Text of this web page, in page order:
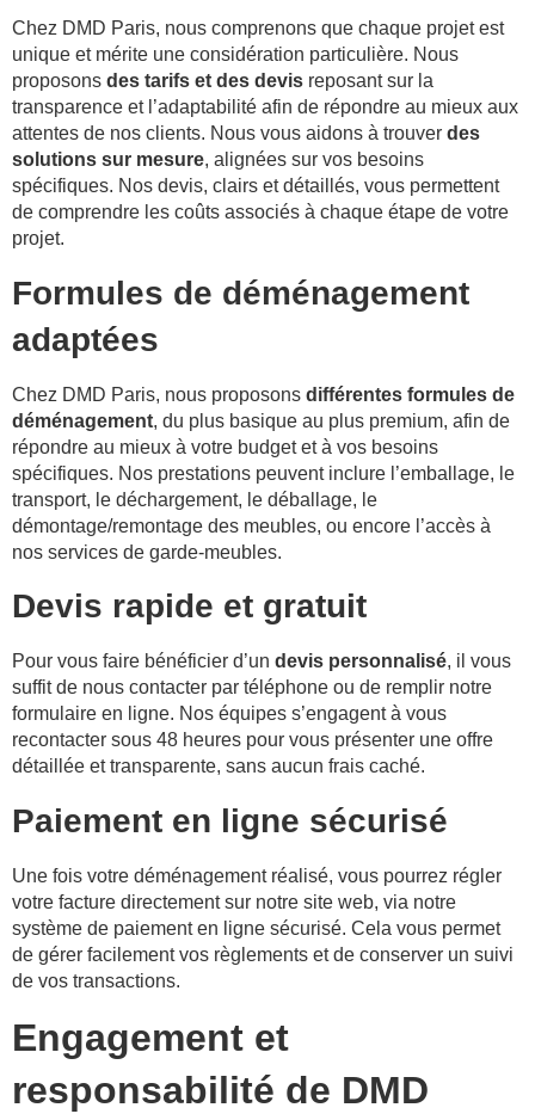
Chez DMD Paris, nous comprenons que chaque projet est
unique et mérite une considération particulière. Nous
proposons des tarifs et des devis reposant sur la
transparence et l’adaptabilité afin de répondre au mieux aux
attentes de nos clients. Nous vous aidons à trouver des
solutions sur mesure, alignées sur vos besoins
spécifiques. Nos devis, clairs et détaillés, vous permettent
de comprendre les coûts associés à chaque étape de votre
projet.
Formules de déménagement
adaptées
Chez DMD Paris, nous proposons différentes formules de
déménagement, du plus basique au plus premium, afin de
répondre au mieux à votre budget et à vos besoins
spécifiques. Nos prestations peuvent inclure l’emballage, le
transport, le déchargement, le déballage, le
démontage/remontage des meubles, ou encore l’accès à
nos services de garde-meubles.
Devis rapide et gratuit
Pour vous faire bénéficier d’un devis personnalisé, il vous
suffit de nous contacter par téléphone ou de remplir notre
formulaire en ligne. Nos équipes s’engagent à vous
recontacter sous 48 heures pour vous présenter une offre
détaillée et transparente, sans aucun frais caché.
Paiement en ligne sécurisé
Une fois votre déménagement réalisé, vous pourrez régler
votre facture directement sur notre site web, via notre
système de paiement en ligne sécurisé. Cela vous permet
de gérer facilement vos règlements et de conserver un suivi
de vos transactions.
Engagement et
responsabilité de DMD